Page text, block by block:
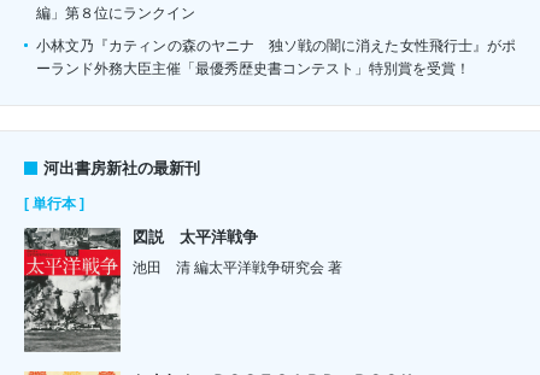
編」第８位にランクイン
小林文乃『カティンの森のヤニナ 独ソ戦の闇に消えた女性飛行士』がポ
ーランド外務大臣主催「最優秀歴史書コンテスト」特別賞を受賞！
河出書房新社の最新刊
[ 単行本 ]
図説 太平洋戦争
池田 清 編太平洋戦争研究会 著